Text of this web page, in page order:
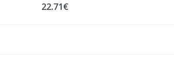
22.71€